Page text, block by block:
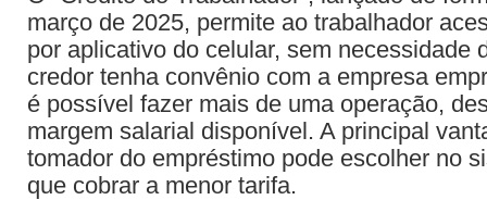
março de 2025, permite ao trabalhador
por aplicativo do celular, sem necessidade
credor tenha convênio com a empresa
é possível fazer mais de uma operação,
margem salarial disponível. A principal
tomador do empréstimo pode escolher no
que cobrar a menor tarifa.